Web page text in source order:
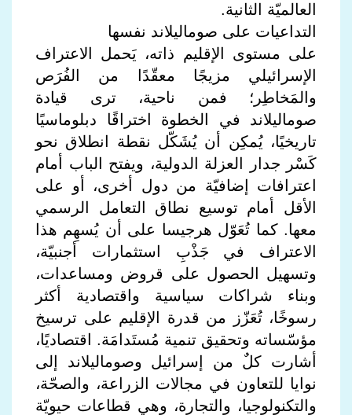
العالميّة الثانية.
التداعيات على صوماليلاند نفسها
على مستوى الإقليم ذاته، يَحمل الاعتراف
الإسرائيلي مزيجًا معقّدًا من الفُرَص
والمَخاطِر؛ فمن ناحية، ترى قيادة
صوماليلاند في الخطوة اختراقًا دبلوماسيًا
تاريخيًا، يُمكِن أن يُشَكّل نقطة انطلاق نحو
كَسْر جدار العزلة الدولية، ويفتح الباب أمام
اعترافات إضافيّة من دول أخرى، أو على
الأقل أمام توسيع نطاق التعامل الرسمي
معها. كما تُعَوّل هرجيسا على أن يُسهِم هذا
الاعتراف في جَذْبِ استثمارات أجنبيّة،
وتسهيل الحصول على قروض ومساعدات،
وبناء شراكات سياسية واقتصادية أكثر
رسوخًا، تُعَزّز من قدرة الإقليم على ترسيخ
مؤسّساته وتحقيق تنمية مُستَدامَة. اقتصاديًا،
أشارت كلٌ من إسرائيل وصوماليلاند إلى
نوايا للتعاون في مجالات الزراعة، والصحّة،
والتكنولوجيا، والتجارة، وهي قطاعات حيويّة